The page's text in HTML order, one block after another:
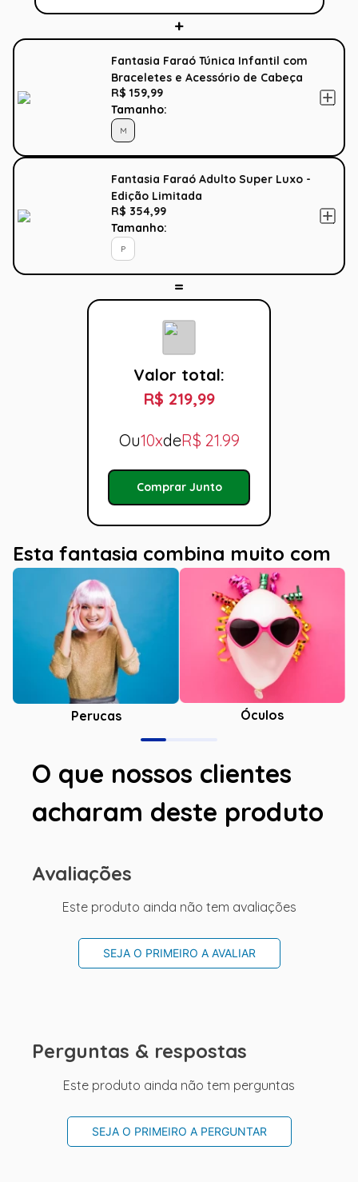
Fantasia Faraó Túnica Infantil com
Braceletes e Acessório de Cabeça
R$ 159,99
Tamanho:
M
Fantasia Faraó Adulto Super Luxo -
Edição Limitada
R$ 354,99
Tamanho:
P
Valor total:
R$ 219,99
Ou10xdeR$ 21.99
Comprar Junto
Esta fantasia combina muito com
Perucas Óculos
O que nossos clientes
acharam deste produto
Avaliações
Este produto ainda não tem avaliações
SEJA O PRIMEIRO A AVALIAR
Perguntas & respostas
Este produto ainda não tem perguntas
SEJA O PRIMEIRO A PERGUNTAR